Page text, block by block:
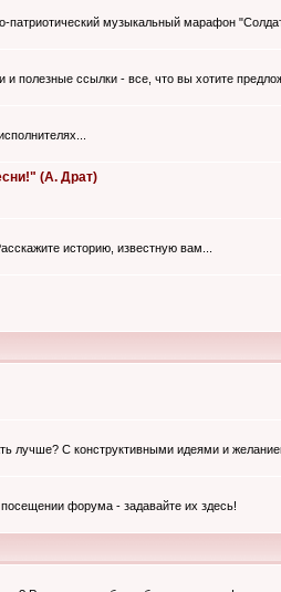
патриотический музыкальный марафон
и полезные ссылки - все, что вы хотите
(А. Драт)
историю, известную вам...
лучше? С конструктивными идеями и
форума - задавайте их здесь!